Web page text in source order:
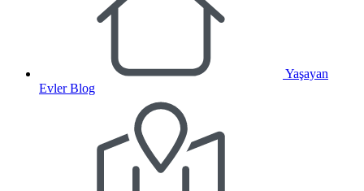
Yaşayan
Evler Blog